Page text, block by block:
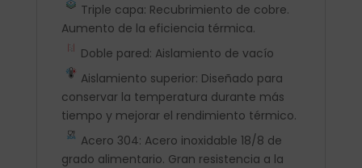
Triple capa: Recubrimiento de cobre.
Aumento de la eficiencia térmica.
Doble pared: Aislamiento de vacío
Aislamiento superior: Diseñado para
conservar la temperatura durante más
tiempo y mejorar el rendimiento térmico.
Acero 304: Acero inoxidable 18/8 de
grado alimentario. Gran resistencia a la